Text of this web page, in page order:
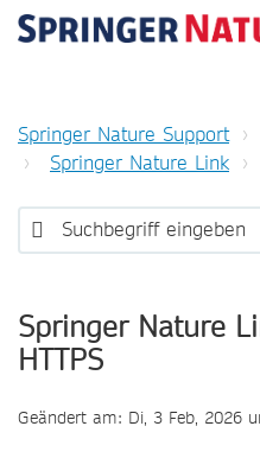
Springer Nature Support
Springer Nature Link
Springer Nature
HTTPS
Geändert am: Di, 3 Feb, 2026